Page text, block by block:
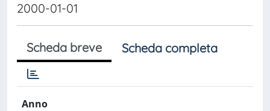
2000-01-01
Scheda breve Scheda completa
Anno